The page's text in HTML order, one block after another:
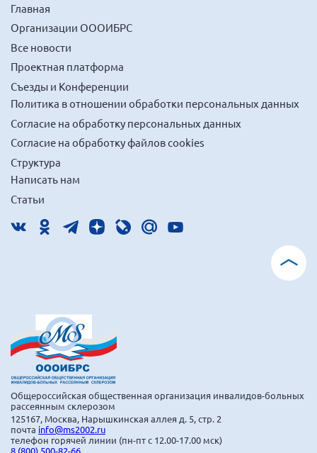
Республика Бурятия
Республика Карелия
Республика Хакасия
Ростовская область
г. Санкт-Петербург
г. Севастополь
Самарская область СОРС
Самарская область ПРИЗМА
Самарская область СГОРС
Томская область
Тульская область
Ульяновская область
Челябинская область
Ярославская область
Главная
Организации ОООИБРС
Все новости
Проектная платформа
Съезды и Конференции
Политика в отношении обработки персональных данных
Согласие на обработку персональных данных
Согласие на обработку файлов cookies
Структура
Написать нам
Статьи
Общероссийская общественная организация инвалидов-больных
рассеянным склерозом
125167, Москва, Нарышкинская аллея д. 5, стр. 2
почта info@ms2002.ru
телефон горячей линии (пн-пт с 12.00-17.00 мск)
8 (800) 500-82-66